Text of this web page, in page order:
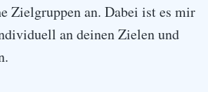
Zielgruppen an. Dabei ist es mir
an deinen Zielen und